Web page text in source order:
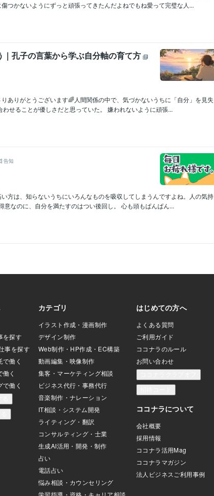
つかないようにずっと頑張ってきたんだよねでもね愛って完璧な人...
｜孔子の言葉から学ぶ自分軸の育て方
ありがとうございます🌈人間関係の中で、気づかないうちに「自分」を見失
せることが優しさだと思っていた。 嫌われないように頑張...
告知
方は、知らないうちにいろんなものを吸収してしまうんですよね。人の気持
意なのに、自分を満たすのはつい後回し。 心も頭もぱんぱん...